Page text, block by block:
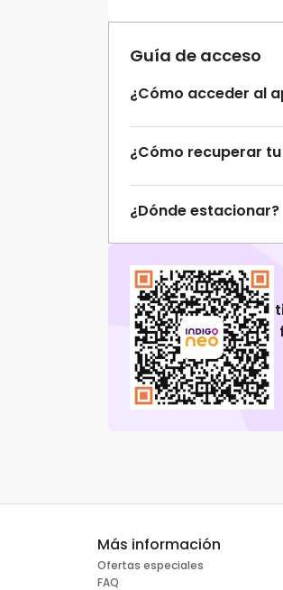
Guía de acceso
¿Cómo acceder al
¿Cómo recuperar
¿Dónde estacionar?
Más información
Ofertas especiales
FAQ